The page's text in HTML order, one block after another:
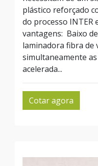
plástico reforçado
do processo INTER
vantagens: Baixo
laminadora fibra de
simultaneamente
acelerada...
Cotar agora